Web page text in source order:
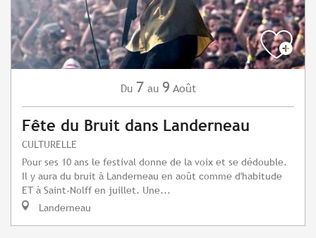
Du 7 au 9 Août
Fête du Bruit dans Landerneau
CULTURELLE
Pour ses 10 ans le festival donne de la voix et se dédouble.
Il y aura du bruit à Landerneau en août comme d'habitude
ET à Saint-Nolff en juillet. Une...
Landerneau